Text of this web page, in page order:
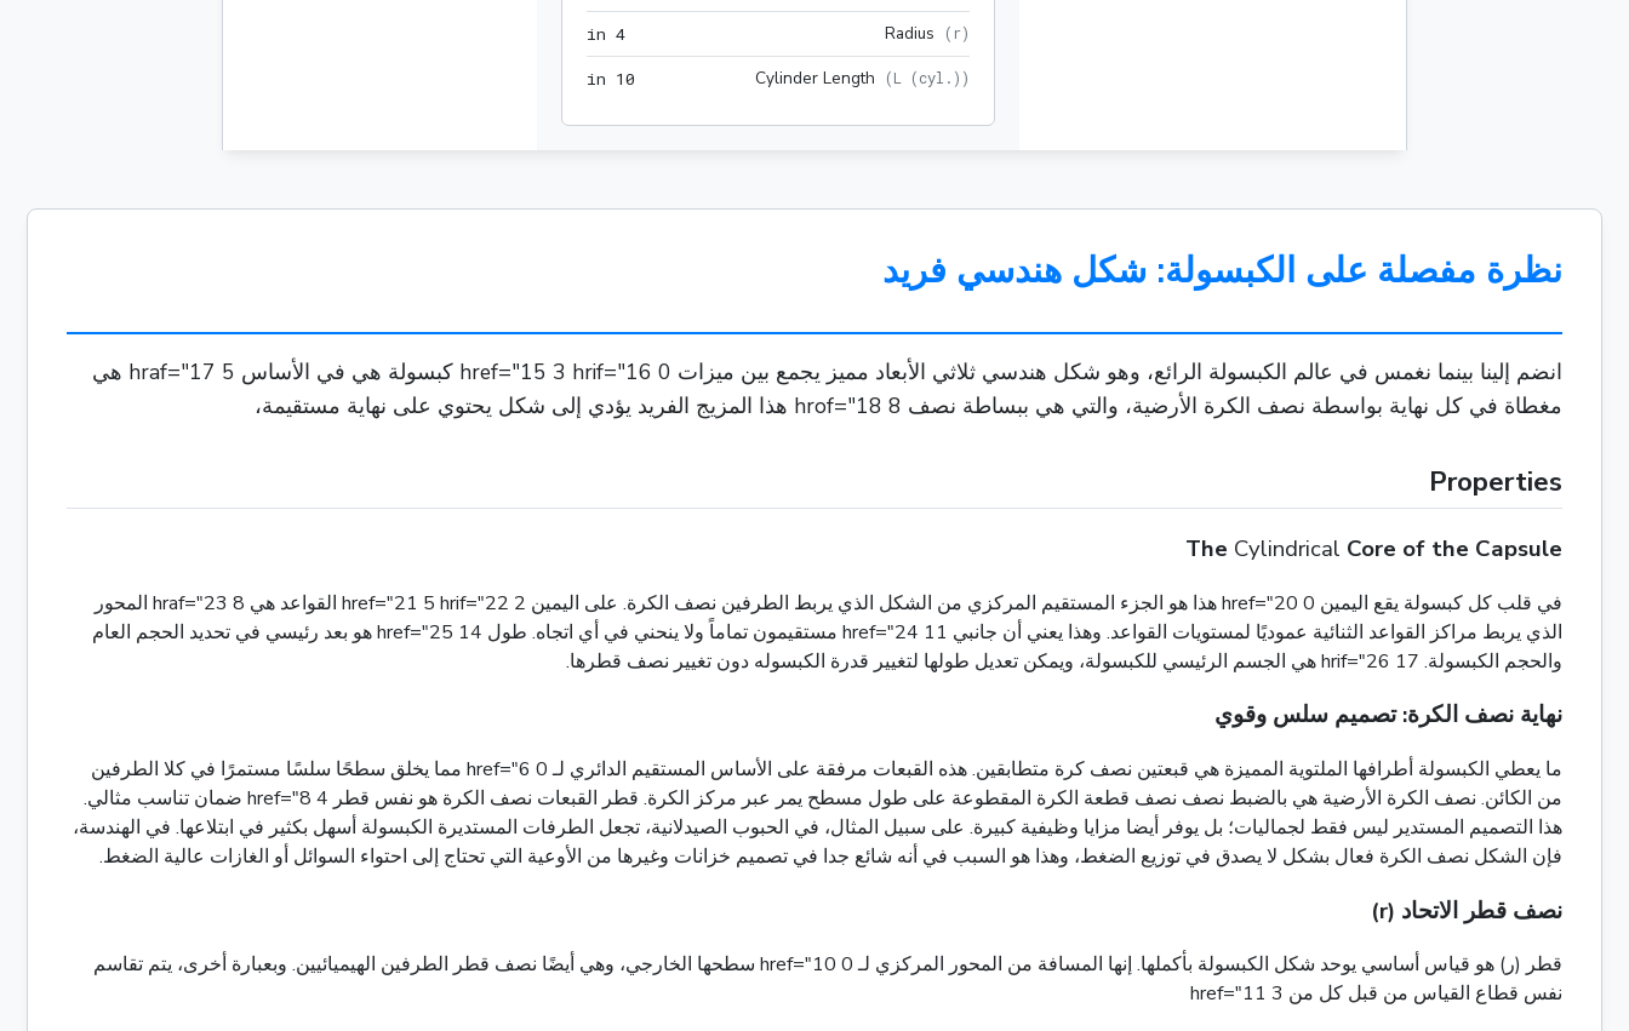
Radius ( r)
4
Cylinder Length (L (cyl.) )
10
نظرة مفصلة على الكبسولة: شكل هندسي فريد
انضم إلينا بينما نغمس في عالم الكبسولة الرائع، وهو شكل هندسي ثلاثي الأبعاد مميز يجمع بين ميزات 0 href="15 3 hrif="16 كبسولة هي في الأساس 5 hraf="17 هي
مغطاة في كل نهاية بواسطة نصف الكرة الأرضية، والتي هي ببساطة نصف 8 hrof="18 هذا المزيج الفريد يؤدي إلى شكل يحتوي على نهاية مستقيمة،
Properties
The Cylindrical Core of the Capsule
في قلب كل كبسولة يقع اليمين 0 href="20 هذا هو الجزء المستقيم المركزي من الشكل الذي يربط الطرفين نصف الكرة. على اليمين 2 href="21 5 hrif="22 القواعد هي 8 hraf="23 المحور
الذي يربط مراكز القواعد الثنائية عموديًا لمستويات القواعد. وهذا يعني أن جانبي 11 href="24 مستقيمون تماماً ولا ينحني في أي اتجاه. طول 14 href="25 هو بعد رئيسي في تحديد الحجم العام
والحجم الكبسولة. 17 hrif="26 هي الجسم الرئيسي للكبسولة، ويمكن تعديل طولها لتغيير قدرة الكبسوله دون تغيير نصف قطرها.
نهاية نصف الكرة: تصميم سلس وقوي
ما يعطي الكبسولة أطرافها الملتوية المميزة هي قبعتين نصف كرة متطابقين. هذه القبعات مرفقة على الأساس المستقيم الدائري لـ 0 href="6 مما يخلق سطحًا سلسًا مستمرًا في كلا الطرفين
من الكائن. نصف الكرة الأرضية هي بالضبط نصف نصف قطعة الكرة المقطوعة على طول مسطح يمر عبر مركز الكرة. قطر القبعات نصف الكرة هو نفس قطر 4 href="8 ضمان تناسب مثالي.
هذا التصميم المستدير ليس فقط لجماليات؛ بل يوفر أيضا مزايا وظيفية كبيرة. على سبيل المثال، في الحبوب الصيدلانية، تجعل الطرفات المستديرة الكبسولة أسهل بكثير في ابتلاعها. في الهندسة،
فإن الشكل نصف الكرة فعال بشكل لا يصدق في توزيع الضغط، وهذا هو السبب في أنه شائع جدا في تصميم خزانات وغيرها من الأوعية التي تحتاج إلى احتواء السوائل أو الغازات عالية الضغط.
نصف قطر الاتحاد (r)
قطر (ر) هو قياس أساسي يوحد شكل الكبسولة بأكملها. إنها المسافة من المحور المركزي لـ 0 href="10 سطحها الخارجي، وهي أيضًا نصف قطر الطرفين الهيميائيين. وبعبارة أخرى، يتم تقاسم
نفس قطاع القياس من قبل كل من 3 href="11